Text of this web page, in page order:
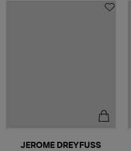
JEROME DREYFUSS